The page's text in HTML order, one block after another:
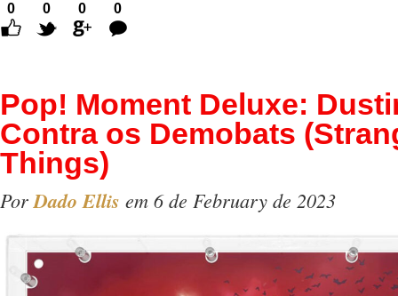
0 0 0
0
Comentários
Pop! Moment Deluxe:
Contra os Demobats
Things)
PorDado Ellis em 6 de February de 2023